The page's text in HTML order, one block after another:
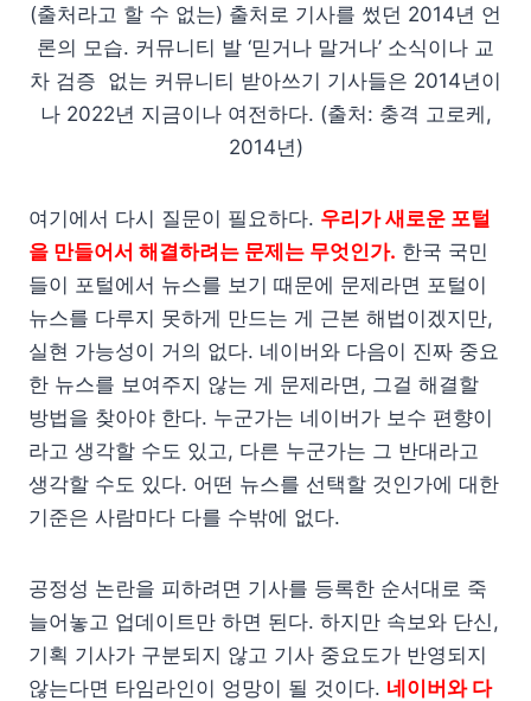
(출처라고 할 수 없는) 출처로 기사를 썼던 2014년 언
론의 모습. 커뮤니티 발 ‘믿거나 말거나’ 소식이나 교
차 검증 없는 커뮤니티 받아쓰기 기사들은 2014년이
나 2022년 지금이나 여전하다. (출처: 충격 고로케,
2014년)
여기에서 다시 질문이 필요하다. 우리가 새로운 포털
을 만들어서 해결하려는 문제는 무엇인가. 한국 국민
들이 포털에서 뉴스를 보기 때문에 문제라면 포털이
뉴스를 다루지 못하게 만드는 게 근본 해법이겠지만,
실현 가능성이 거의 없다. 네이버와 다음이 진짜 중요
한 뉴스를 보여주지 않는 게 문제라면, 그걸 해결할
방법을 찾아야 한다. 누군가는 네이버가 보수 편향이
라고 생각할 수도 있고, 다른 누군가는 그 반대라고
생각할 수도 있다. 어떤 뉴스를 선택할 것인가에 대한
기준은 사람마다 다를 수밖에 없다.
공정성 논란을 피하려면 기사를 등록한 순서대로 죽
늘어놓고 업데이트만 하면 된다. 하지만 속보와 단신,
기획 기사가 구분되지 않고 기사 중요도가 반영되지
않는다면 타임라인이 엉망이 될 것이다. 네이버와 다